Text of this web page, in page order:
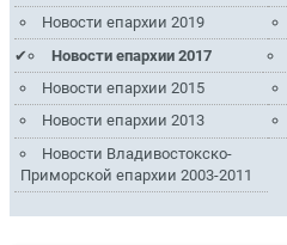
Новости епархии 2019
Новости епархии 2017
Новости епархии 2015
Новости епархии 2013
Новости Владивостокско-
Приморской епархии 2003-2011